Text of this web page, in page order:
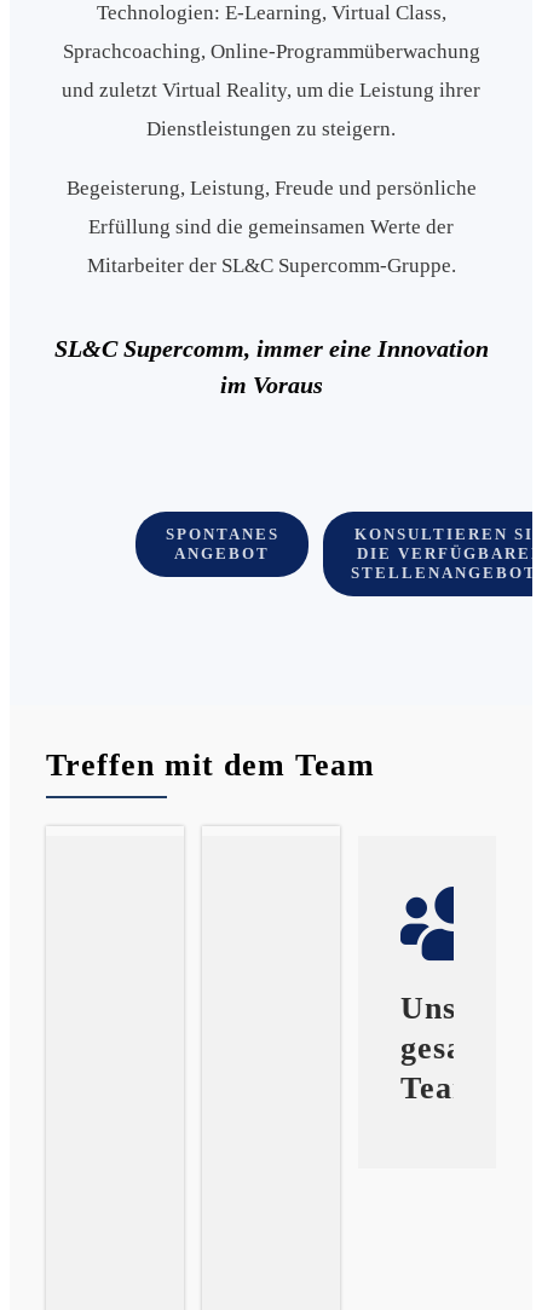
Technologien: E-Learning, Virtual Class,
Sprachcoaching, Online-Programmüberwachung
und zuletzt Virtual Reality, um die Leistung ihrer
Dienstleistungen zu steigern.
Begeisterung, Leistung, Freude und persönliche
Erfüllung sind die gemeinsamen Werte der
Mitarbeiter der SL&C Supercomm-Gruppe.
SL&C Supercomm, immer eine Innovation
im Voraus
SPONTANES
ANGEBOT
KONSULTIEREN
DIE
Treffen mit dem Team
Unser
gesamtes
Team